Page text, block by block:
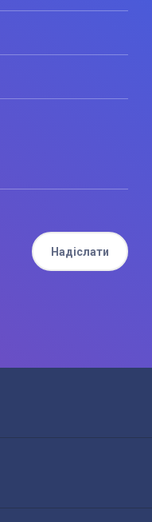
Надіслати